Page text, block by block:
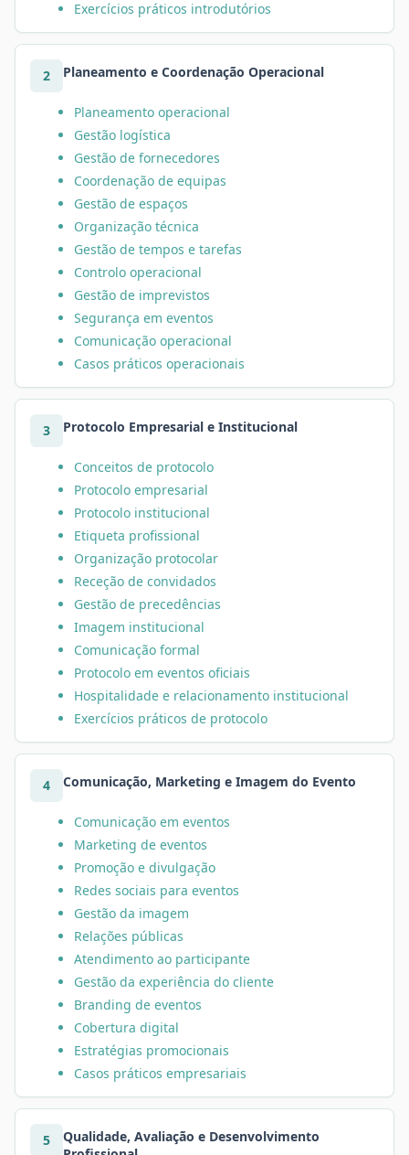
Exercícios práticos introdutórios
2 Planeamento e Coordenação Operacional
Planeamento operacional
Gestão logística
Gestão de fornecedores
Coordenação de equipas
Gestão de espaços
Organização técnica
Gestão de tempos e tarefas
Controlo operacional
Gestão de imprevistos
Segurança em eventos
Comunicação operacional
Casos práticos operacionais
3 Protocolo Empresarial e Institucional
Conceitos de protocolo
Protocolo empresarial
Protocolo institucional
Etiqueta profissional
Organização protocolar
Receção de convidados
Gestão de precedências
Imagem institucional
Comunicação formal
Protocolo em eventos oficiais
Hospitalidade e relacionamento institucional
Exercícios práticos de protocolo
4 Comunicação, Marketing e Imagem do Evento
Comunicação em eventos
Marketing de eventos
Promoção e divulgação
Redes sociais para eventos
Gestão da imagem
Relações públicas
Atendimento ao participante
Gestão da experiência do cliente
Branding de eventos
Cobertura digital
Estratégias promocionais
Casos práticos empresariais
5
Qualidade, Avaliação e Desenvolvimento